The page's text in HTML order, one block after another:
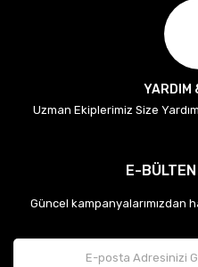
YARDIM
Uzman Ekiplerimiz Size
E-
Güncel kampanyalarımızdan